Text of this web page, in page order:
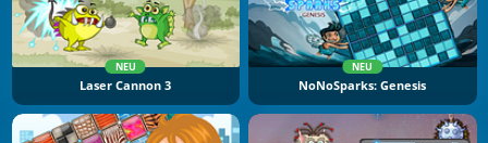
NEU
Laser Cannon 3
NEU
NoNoSparks: Genesis